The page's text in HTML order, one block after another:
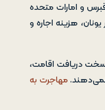
و امارات متحده
هزینه اجاره و
سخت دریافت اقامت،
مهاجرت به